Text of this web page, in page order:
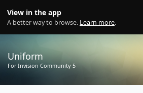
View in the app
A better way to browse. Learn more.
Uniform
For Invision Community 5